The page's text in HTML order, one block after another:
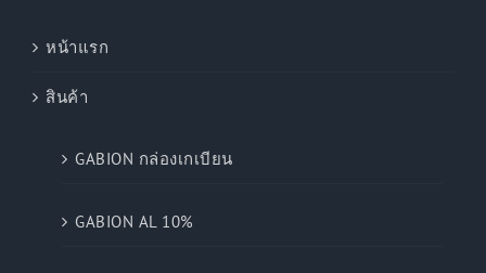
หน้าแรก
สินค้า
GABION กล่องเกเบียน
GABION AL 10%